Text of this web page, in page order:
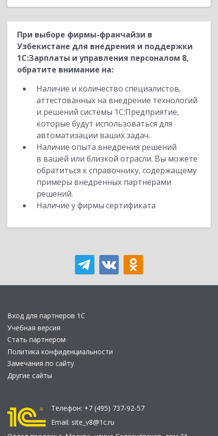
При выборе фирмы-франчайзи в
Узбекистане для внедрения и поддержки
1С:Зарплаты и управления персоналом 8,
обратите внимание на:
Наличие и количество специалистов,
аттестованных на внедрение технологий
и решений системы 1С:Предприятие,
которые будут использоваться для
автоматизации ваших задач.
Наличие опыта внедрения решений
в вашей или близкой отрасли. Вы можете
обратиться к справочнику, содержащему
примеры внедренных партнерами
решений.
Наличие у фирмы сертификата
Вход для партнеров 1С
Учебная версия
Стать партнером
Политика конфиденциальности
Замечания по сайту
Другие сайты
Телефон: +7 (495) 737-92-57
Email: site_v8@1c.ru